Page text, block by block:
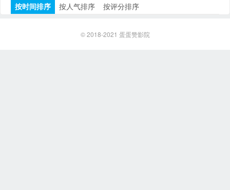
按时间排序
按人气排序 按评分排序
© 2018-2021 蛋蛋赞影院